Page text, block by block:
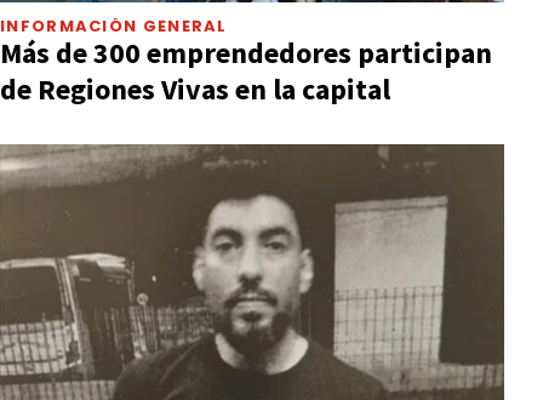
INFORMACIÓN GENERAL
Más de 300 emprendedores participan
de Regiones Vivas en la capital